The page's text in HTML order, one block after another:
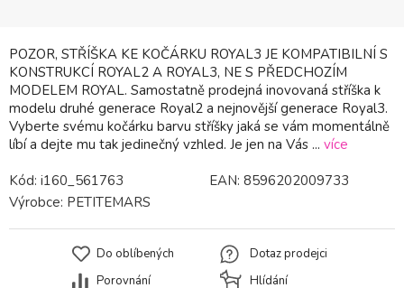
POZOR, STŘÍŠKA KE KOČÁRKU ROYAL3 JE KOMPATIBILNÍ S
KONSTRUKCÍ ROYAL2 A ROYAL3, NE S PŘEDCHOZÍM
MODELEM ROYAL. Samostatně prodejná inovovaná stříška k
modelu druhé generace Royal2 a nejnovější generace Royal3.
Vyberte svému kočárku barvu stříšky jaká se vám momentálně
líbí a dejte mu tak jedinečný vzhled. Je jen na Vás ... více
Kód: i160_561763 EAN: 8596202009733
Výrobce: PETITEMARS
Do oblíbených
Porovnání
Dotaz prodejci
Hlídání